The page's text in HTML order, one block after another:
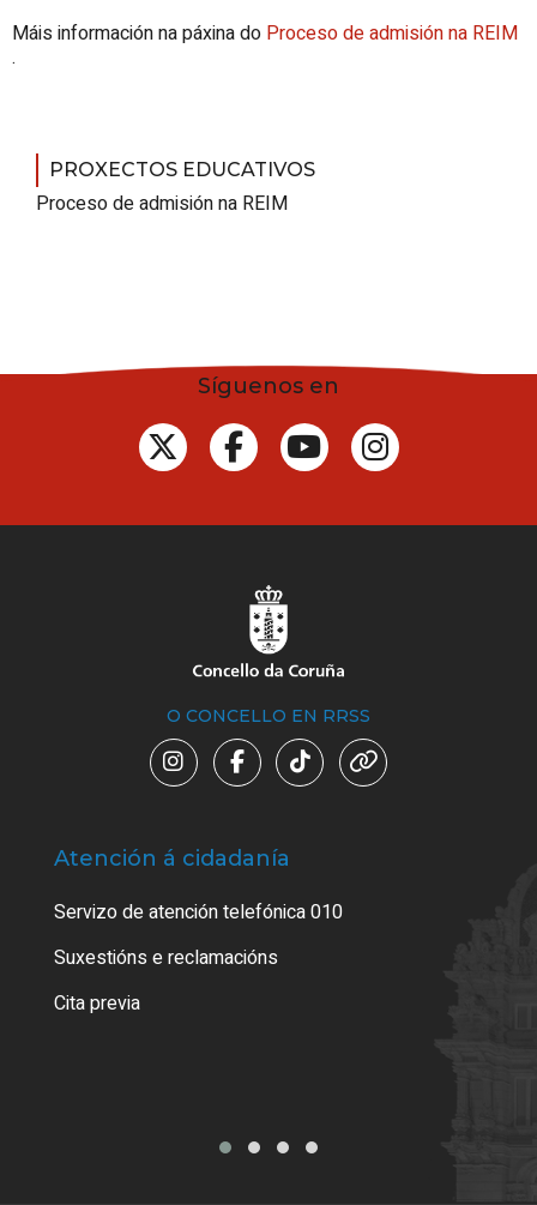
Máis información na páxina do Proceso de admisión na REIM
.
PROXECTOS EDUCATIVOS
Proceso de admisión na REIM
Síguenos en
O CONCELLO EN RRSS
Atención á cidadanía
Servizo de atención telefónica 010
Suxestións e reclamacións
Cita previa